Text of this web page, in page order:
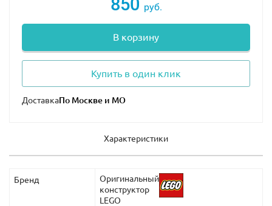
850 руб.
В корзину
Купить в один клик
Доставка
Характеристики
Бренд
Оригинальный
конструктор
LEGO